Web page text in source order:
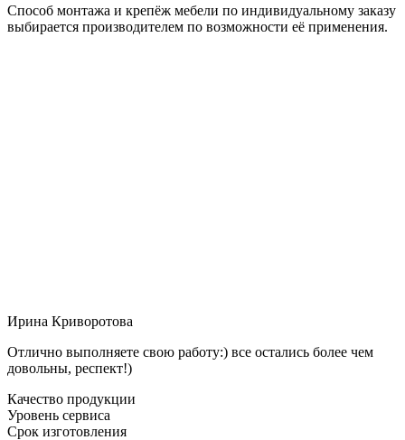
Способ монтажа и крепёж мебели по индивидуальному заказу
выбирается производителем по возможности её применения.
Ирина Криворотова
Отлично выполняете свою работу:) все остались более чем
довольны, респект!)
Качество продукции
Уровень сервиса
Срок изготовления